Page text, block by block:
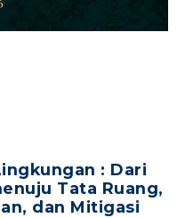
: Dari
Tata Ruang,
dan Mitigasi